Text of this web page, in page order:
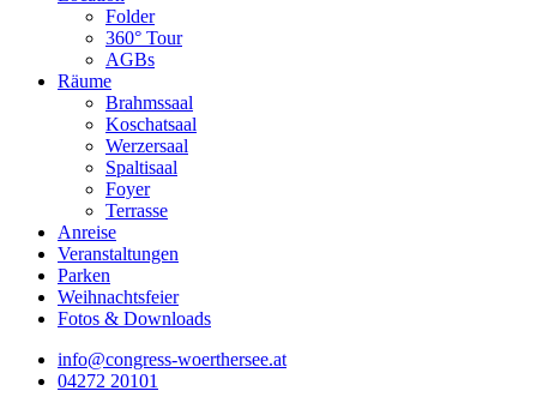
Folder
360° Tour
AGBs
Räume
Brahmssaal
Koschatsaal
Werzersaal
Spaltisaal
Foyer
Terrasse
Anreise
Veranstaltungen
Parken
Weihnachtsfeier
Fotos & Downloads
info@congress-woerthersee.at
04272 20101